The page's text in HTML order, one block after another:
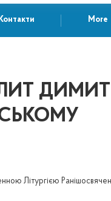
More
Літургією